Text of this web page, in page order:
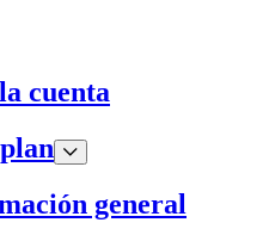
cuenta
general